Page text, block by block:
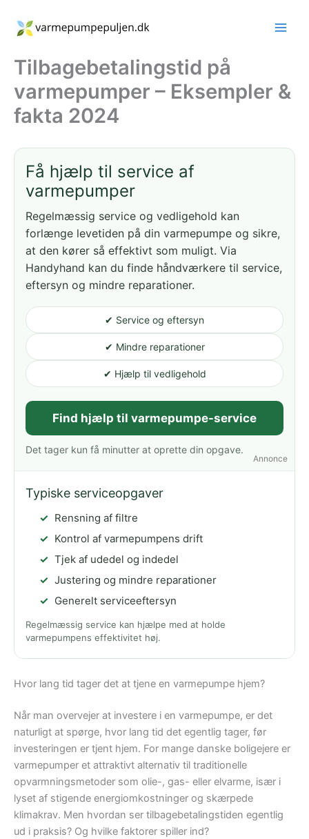
indholdet
Tilbagebetalingstid på
varmepumper – Eksempler &
fakta 2024
Annonce
Få hjælp til service af
varmepumper
Regelmæssig service og vedligehold kan
forlænge levetiden på din varmepumpe og sikre,
at den kører så effektivt som muligt. Via
Handyhand kan du finde håndværkere til service,
eftersyn og mindre reparationer.
✔ Service og eftersyn
✔ Mindre reparationer
✔ Hjælp til vedligehold
Find hjælp til varmepumpe-service
Det tager kun få minutter at oprette din opgave.
Typiske serviceopgaver
Rensning af filtre
Kontrol af varmepumpens drift
Tjek af udedel og indedel
Justering og mindre reparationer
Generelt serviceeftersyn
Regelmæssig service kan hjælpe med at holde
varmepumpens effektivitet høj.
Hvor lang tid tager det at tjene en varmepumpe hjem?
Når man overvejer at investere i en varmepumpe, er det
naturligt at spørge, hvor lang tid det egentlig tager, før
investeringen er tjent hjem. For mange danske boligejere er
varmepumper et attraktivt alternativ til traditionelle
opvarmningsmetoder som olie-, gas- eller elvarme, især i
lyset af stigende energiomkostninger og skærpede
klimakrav. Men hvordan ser tilbagebetalingstiden egentlig
ud i praksis? Og hvilke faktorer spiller ind?